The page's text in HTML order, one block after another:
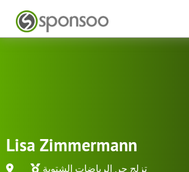
Lisa Zimmermann
تزلج حر, الرياضات الشتوية